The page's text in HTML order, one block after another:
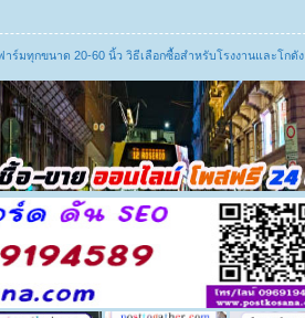
มทุกขนาด 20-60 นิ้ว วิธีเลือกซื้อสำหรับโรงงานและโกดัง